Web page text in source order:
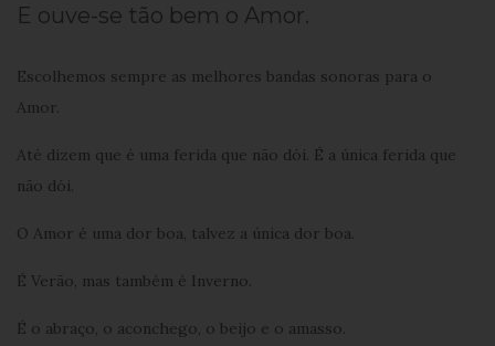
E ouve-se tão bem o Amor.
Escolhemos sempre as melhores bandas sonoras para o
Amor.
Até dizem que é uma ferida que não dói. É a única ferida que
não dói.
O Amor é uma dor boa, talvez a única dor boa.
É Verão, mas também é Inverno.
É o abraço, o aconchego, o beijo e o amasso.